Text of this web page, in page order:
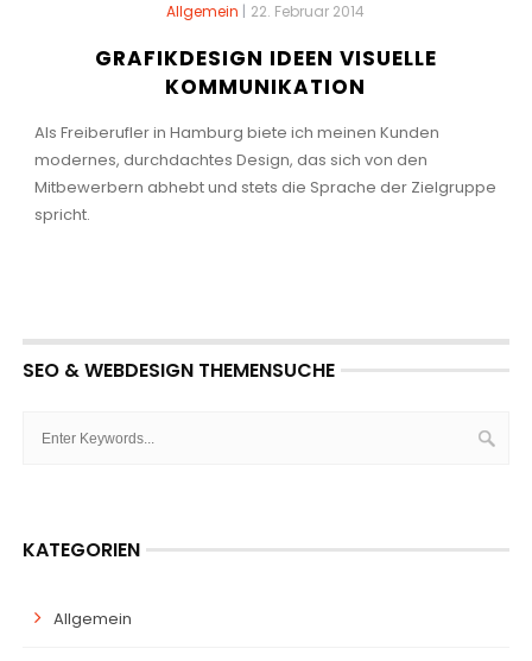
Allgemein | 22. Februar 2014
GRAFIKDESIGN IDEEN VISUELLE
KOMMUNIKATION
Als Freiberufler in Hamburg biete ich meinen Kunden
modernes, durchdachtes Design, das sich von den
Mitbewerbern abhebt und stets die Sprache der Zielgruppe
spricht.
SEO & WEBDESIGN THEMENSUCHE
KATEGORIEN
Allgemein